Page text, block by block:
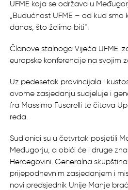
UFME koja se održava u
„Budućnost UFME – od kud smo
danas, što želimo biti“.
Članove stalnoga Vijeća UFME
europske konferencije na svojim
Uz pedesetak provincijala i
ovome zasjedanju sudjeluje i
fra Massimo Fusarelli te čitava
reda.
Sudionici su u četvrtak posjetili
Međugorju, a obići će i druge
Hercegovini. Generalna
prijepodnevnim zasjedanjem i
novi predsjednik Unije Manje